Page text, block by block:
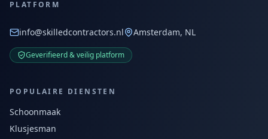
PLATFORM
info@skilledcontractors.nl Amsterdam, NL
Geverifieerd & veilig platform
POPULAIRE DIENSTEN
Schoonmaak
Klusjesman